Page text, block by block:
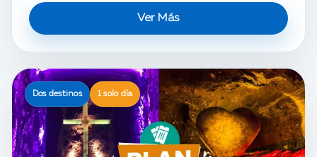
Ver Más
Dos destinos 1 solo día